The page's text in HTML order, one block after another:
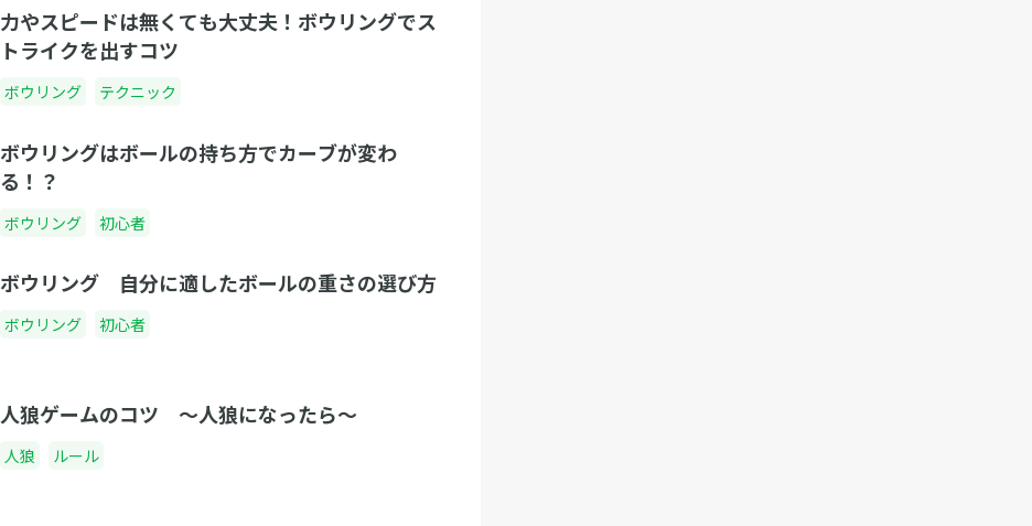
いいたします。 Q.ログインパスワードを忘れて
しまいました。 A.「調整さん」のログインペー
ジに「パスワードを忘れた場合はこちら」とい
の手続きをお願いいたします。 Q.退会（会員ア
「調整さん」マイページから「アカウント設
る」というリンクがございます。そちらより退
作成、出欠登録したイベントの履歴はどうなり
イン状態でイベント作成、出欠登録をお勧めし
力やスピードは無くても大丈夫！ボウリングでス
トライクを出すコツ
ボウリング テクニック
ボウリングはボールの持ち方でカーブが変わ
る！？
ボウリング 初心者
ボウリング 自分に適したボールの重さの選び方
ボウリング 初心者
人狼ゲームのコツ 〜人狼になったら〜
人狼 ルール